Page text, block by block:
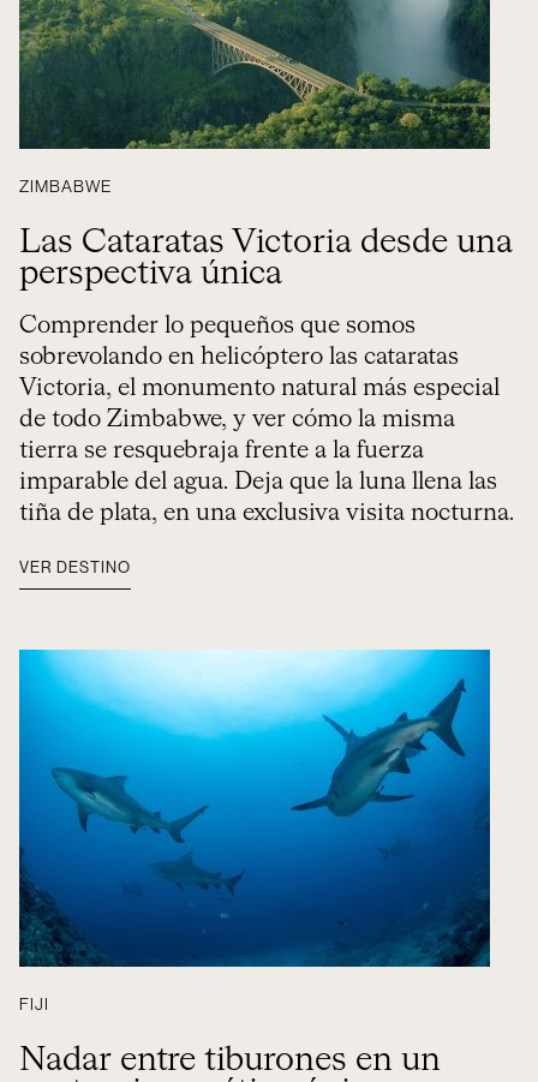
ZIMBABWE
Las Cataratas Victoria desde una
perspectiva única
Comprender lo pequeños que somos
sobrevolando en helicóptero las cataratas
Victoria, el monumento natural más especial
de todo Zimbabwe, y ver cómo la misma
tierra se resquebraja frente a la fuerza
imparable del agua. Deja que la luna llena las
tiña de plata, en una exclusiva visita nocturna.
VER DESTINO
FIJI
Nadar entre tiburones en un